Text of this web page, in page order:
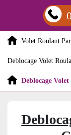
Volet Roulant
Deblocage Volet
Deblocage